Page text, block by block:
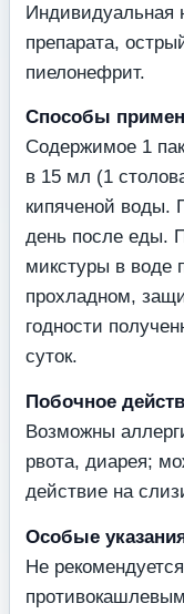
Индивидуальная
препарата,
пиелонефрит.
Способы
Содержимое 1
в 15 мл (1
кипяченой воды.
день после еды.
микстуры в воде
прохладном,
годности
суток.
Побочное
Возможны
рвота, диарея;
действие на
Особые
Не